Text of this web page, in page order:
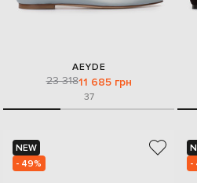
AEYDE
23 31811 685 грн
37
NEW
- 49%
-